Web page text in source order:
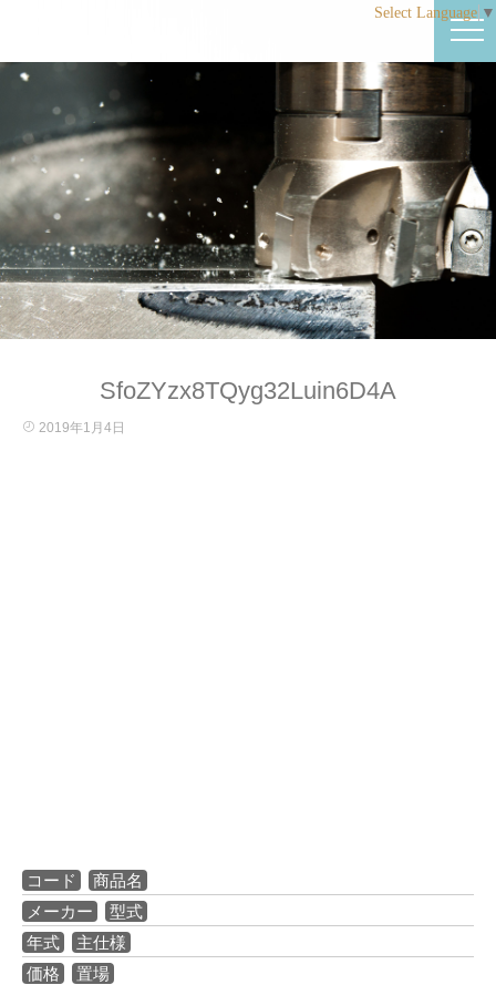
Select Language ▼
SfoZYzx8TQyg32Luin6D4A
2019年1月4日
コード
商品名
メーカー
型式
年式
主仕様
価格
置場